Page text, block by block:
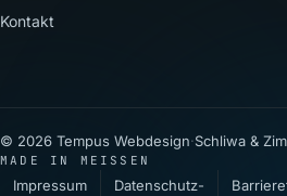
Kontakt
© 2026 Tempus Webdesign·Schliwa &
MADE IN MEISSEN
Impressum
Datenschutz­